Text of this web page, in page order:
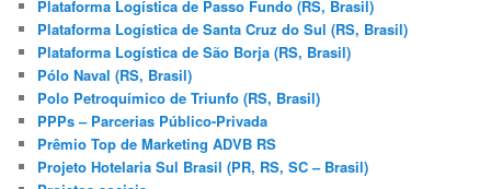
Plataforma Logística de Passo Fundo (RS, Brasil)
Plataforma Logística de Santa Cruz do Sul (RS, Brasil)
Plataforma Logística de São Borja (RS, Brasil)
Pólo Naval (RS, Brasil)
Polo Petroquímico de Triunfo (RS, Brasil)
PPPs – Parcerias Público-Privada
Prêmio Top de Marketing ADVB RS
Projeto Hotelaria Sul Brasil (PR, RS, SC – Brasil)